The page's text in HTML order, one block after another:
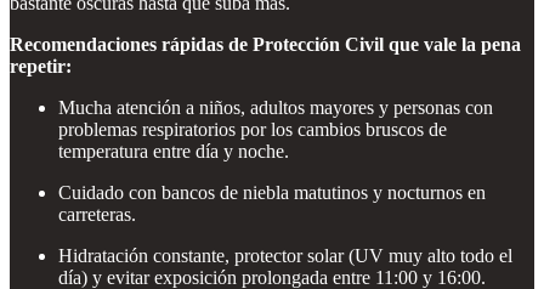
Recomendaciones rápidas de Protección Civil que vale la pena
repetir:
Mucha atención a niños, adultos mayores y personas con
problemas respiratorios por los cambios bruscos de
temperatura entre día y noche.
Cuidado con bancos de niebla matutinos y nocturnos en
carreteras.
Hidratación constante, protector solar (UV muy alto todo el
día) y evitar exposición prolongada entre 11:00 y 16:00.